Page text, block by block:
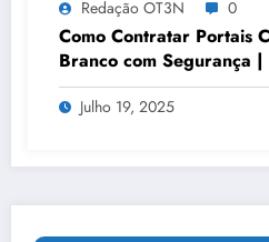
Redação OT3N 0
Como Contratar Portais
Branco com Segurança
Julho 19, 2025